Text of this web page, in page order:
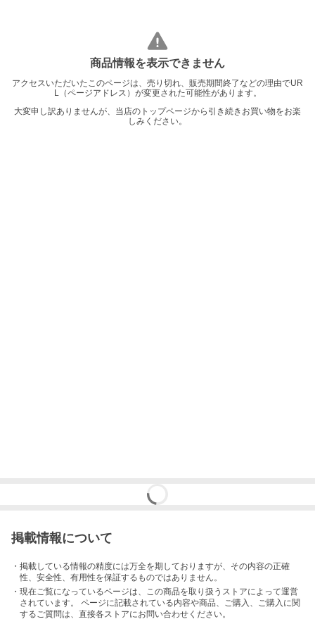
商品情報を表示できません
アクセスいただいたこのページは、売り切れ、販売期間終了などの理由でUR
L（ページアドレス）が変更された可能性があります。
大変申し訳ありませんが、当店のトップページから引き続きお買い物をお楽
しみください。
掲載情報について
・掲載している情報の精度には万全を期しておりますが、その内容の正確
性、安全性、有用性を保証するものではありません。
・現在ご覧になっているページは、この商品を取り扱うストアによって運営
されています。 ページに記載されている内容や商品、ご購入 、ご購入に関
するご質問は、直接各ストアにお問い合わせください。